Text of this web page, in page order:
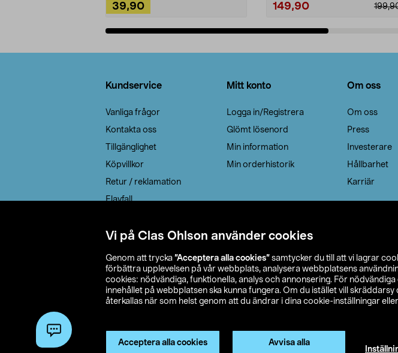
Vi på Clas Ohlson använder cookies
Genom att trycka ”Acceptera alla cookies” samtycker du till att vi lagrar
förbättra upplevelsen på vår webbplats, analysera webbplatsens
cookies: nödvändiga, funktionella, analys och annonsering. För
innehållet på webbplatsen ska kunna fungera. Om du istället vill skräddarsy
återkallas när som helst genom att du ändrar i dina cookie-inställningar
Acceptera alla cookies Avvisa alla
39,90 149,90
Kundservice
Vanliga frågor
Kontakta oss
Tillgänglighet
Köpvillkor
Retur / reklamation
Elavfall
Leveransalternativ
Mitt konto
Logga in/Registrera
Glömt lösenord
Min information
Min orderhistorik
Om oss
Om oss
Press
Investerare
Hållbarhet
Karriär